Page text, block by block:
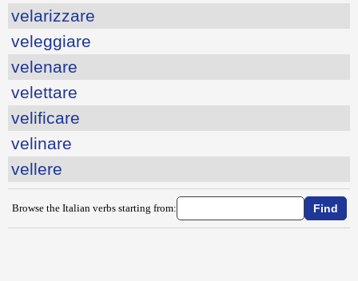
velarizzare
veleggiare
velenare
velettare
velificare
velinare
vellere
Browse the Italian verbs starting from: